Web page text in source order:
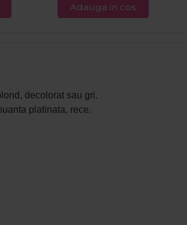
Adauga in cos
decolorat sau gri.
platinata, rece.